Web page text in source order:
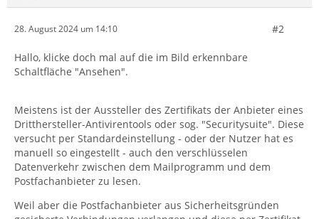
28. August 2024 um 14:10 #2
Hallo, klicke doch mal auf die im Bild erkennbare
Schaltfläche "Ansehen".
Meistens ist der Aussteller des Zertifikats der Anbieter eines
Dritthersteller-Antivirentools oder sog. "Securitysuite". Diese
versucht per Standardeinstellung - oder der Nutzer hat es
manuell so eingestellt - auch den verschlüsselen
Datenverkehr zwischen dem Mailprogramm und dem
Postfachanbieter zu lesen.
Weil aber die Postfachanbieter aus Sicherheitsgründen